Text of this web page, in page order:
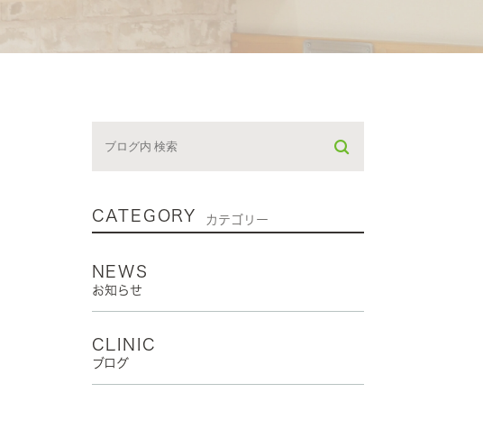
CATEGORY カテゴリー
NEWS
お知らせ
CLINIC
ブログ